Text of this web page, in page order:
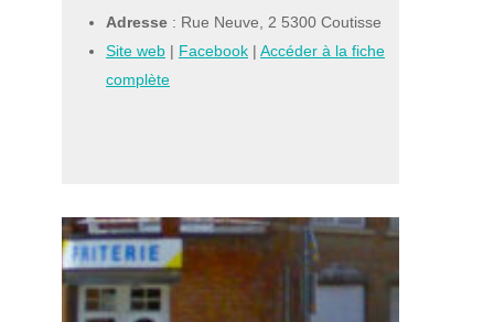
Adresse : Rue Neuve, 2 5300 Coutisse
Site web | Facebook |Accéder à la fiche
complète